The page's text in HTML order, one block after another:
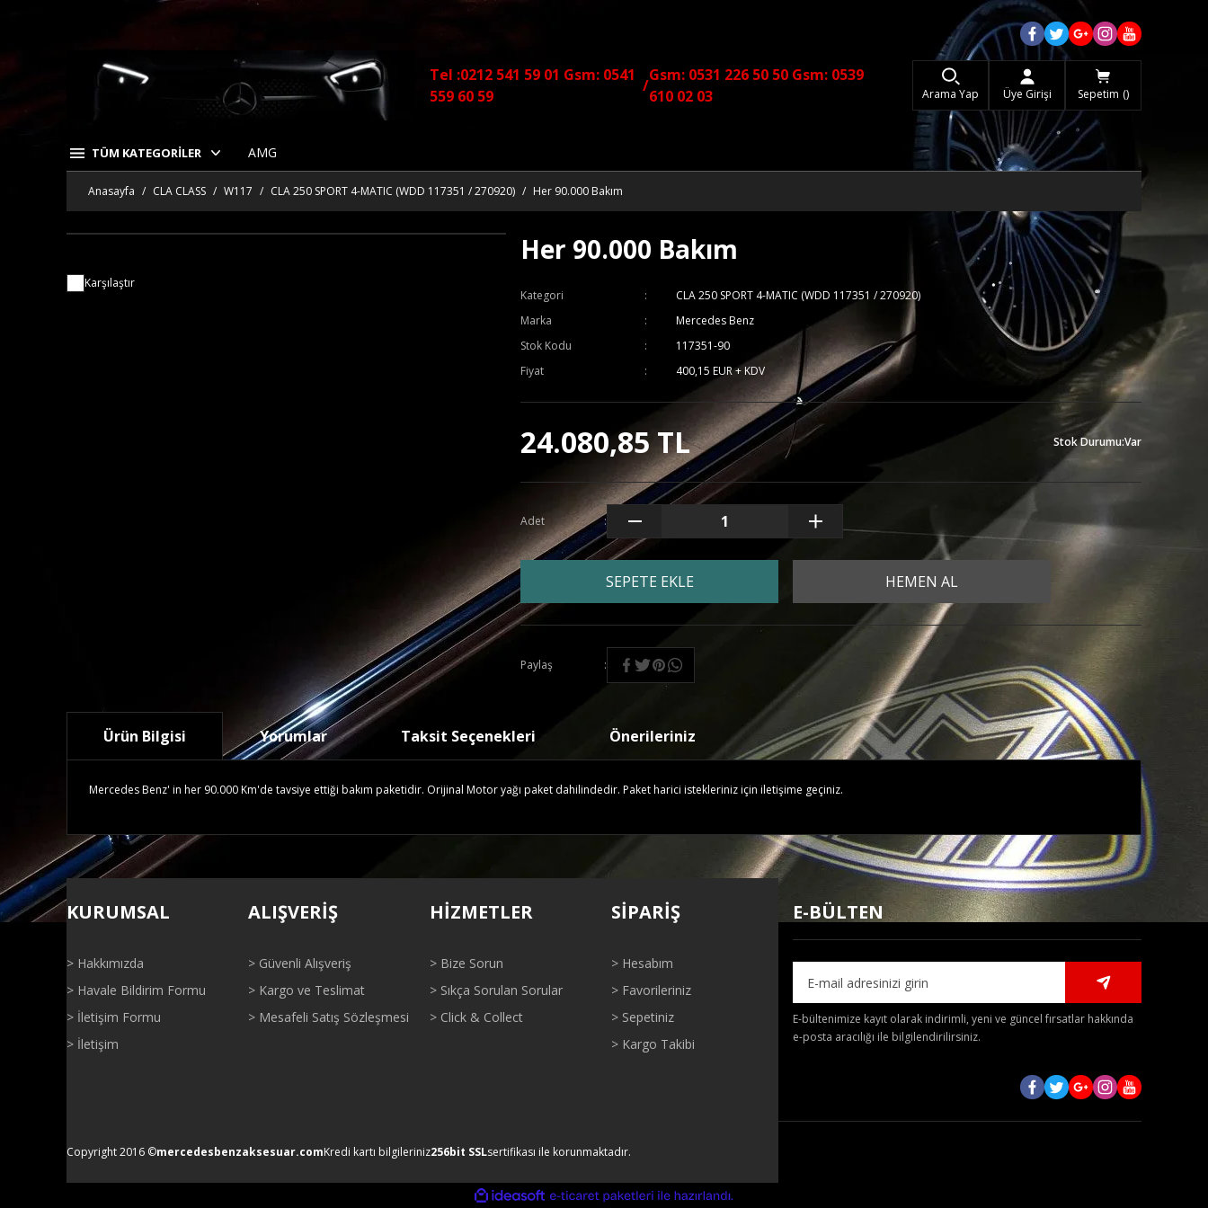
Tel :0212 541 59 01 Gsm: 0541
559 60 59
/
Gsm: 0531 226 50 50 Gsm: 0539
610 02 03
Arama Yap Üye Girişi Sepetim
TÜM KATEGORİLER AMG
Anasayfa CLA CLASS W117 CLA 250 SPORT 4-MATIC (WDD 117351 / 270920) Her 90.000 Bakım
Karşılaştır
Her 90.000 Bakım
Kategori
CLA 250 SPORT 4-MATIC (WDD 117351 / 270920)
Marka
Mercedes Benz
Stok Kodu
117351-90
Fiyat
400,15 EUR + KDV
24.080,85 TL Stok Durumu:Var
Adet
SEPETE EKLE HEMEN AL
Paylaş
Ürün Bilgisi Yorumlar Taksit Seçenekleri Önerileriniz
Mercedes Benz' in her 90.000 Km'de tavsiye ettiği bakım paketidir. Orijinal Motor yağı paket dahilindedir. Paket harici istekleriniz için iletişime geçiniz.
Bu ürünün fiyat bilgisi, resim, ürün açıklamalarında ve diğer konularda yetersiz gördüğünüz noktaları öneri formunu kullanarak tarafımıza iletebilirsiniz.
Görüş ve önerileriniz için teşekkür ederiz.
Ürün resmi kalitesiz, bozuk veya görüntülenemiyor.
Ürün fiyatı diğer sitelerden daha pahalı.
Gönder
KURUMSAL
> Hakkımızda
> Havale Bildirim Formu
> İletişim Formu
> İletişim
ALIŞVERİŞ
> Güvenli Alışveriş
> Kargo ve Teslimat
> Mesafeli Satış Sözleşmesi
HİZMETLER
> Bize Sorun
> Sıkça Sorulan Sorular
> Click & Collect
SİPARİŞ
> Hesabım
> Favorileriniz
> Sepetiniz
> Kargo Takibi
E-BÜLTEN
E-bültenimize kayıt olarak indirimli, yeni ve güncel fırsatlar hakkında
e-posta aracılığı ile bilgilendirilirsiniz.
Copyright 2016 ©mercedesbenzaksesuar.comKredi kartı bilgileriniz256bit SSLsertifikası ile korunmaktadır.
ideasoft
e-